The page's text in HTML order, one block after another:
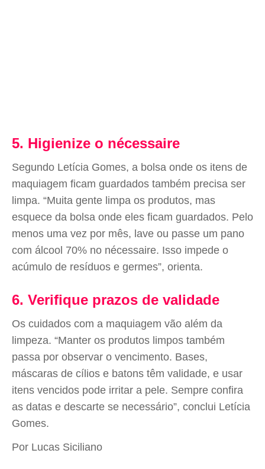
5. Higienize o nécessaire
Segundo Letícia Gomes, a bolsa onde os itens de
maquiagem ficam guardados também precisa ser
limpa. “Muita gente limpa os produtos, mas
esquece da bolsa onde eles ficam guardados. Pelo
menos uma vez por mês, lave ou passe um pano
com álcool 70% no nécessaire. Isso impede o
acúmulo de resíduos e germes”, orienta.
6. Verifique prazos de validade
Os cuidados com a maquiagem vão além da
limpeza. “Manter os produtos limpos também
passa por observar o vencimento. Bases,
máscaras de cílios e batons têm validade, e usar
itens vencidos pode irritar a pele. Sempre confira
as datas e descarte se necessário”, conclui Letícia
Gomes.
Por Lucas Siciliano